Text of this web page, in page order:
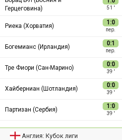
Герцеговина)
51 ′
Риека (Хорватия) 1:0
пер.
Богемианс (Ирландия) 0:1
пер.
Тре Фиори (Сан-Марино) 0:0
39 ′
Хайберниан (Шотландия) 0:0
39 ′
Партизан (Сербия) 1:0
39 ′
Англия: Кубок лиги